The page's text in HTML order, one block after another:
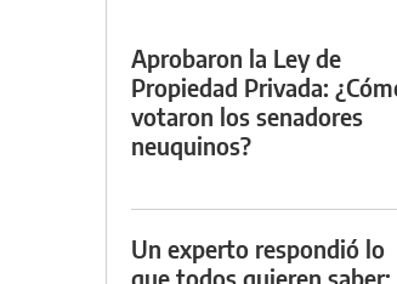
Aprobaron la Ley de
Propiedad Privada:
votaron los senadores
neuquinos?
Un experto respondió lo
que todos quieren saber: